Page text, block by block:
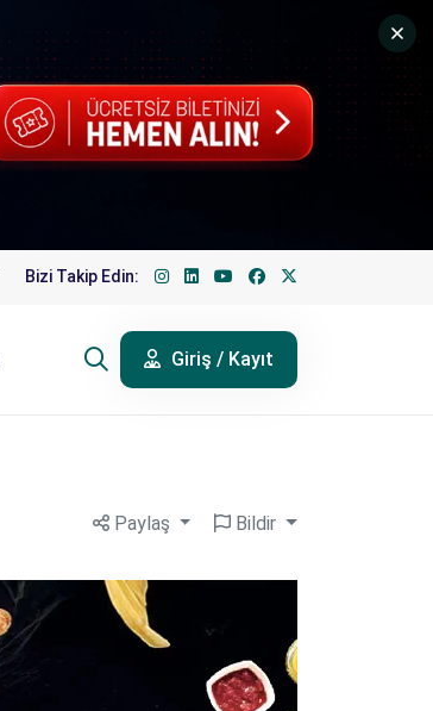
Bizi Takip Edin:
Giriş / Kayıt
Paylaş Bildir